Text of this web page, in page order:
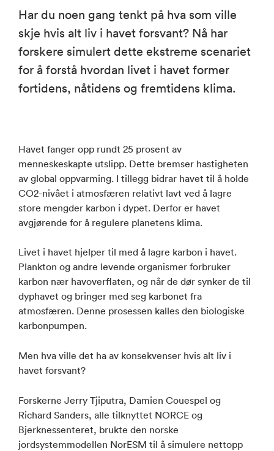
Har du noen gang tenkt på hva som ville
skje hvis alt liv i havet forsvant? Nå har
forskere simulert dette ekstreme scenariet
for å forstå hvordan livet i havet former
fortidens, nåtidens og fremtidens klima.
Havet fanger opp rundt 25 prosent av
menneskeskapte utslipp. Dette bremser hastigheten
av global oppvarming. I tillegg bidrar havet til å holde
CO2-nivået i atmosfæren relativt lavt ved å lagre
store mengder karbon i dypet. Derfor er havet
avgjørende for å regulere planetens klima.
Livet i havet hjelper til med å lagre karbon i havet.
Plankton og andre levende organismer forbruker
karbon nær havoverflaten, og når de dør synker de til
dyphavet og bringer med seg karbonet fra
atmosfæren. Denne prosessen kalles den biologiske
karbonpumpen.
Men hva ville det ha av konsekvenser hvis alt liv i
havet forsvant?
Forskerne Jerry Tjiputra, Damien Couespel og
Richard Sanders, alle tilknyttet NORCE og
Bjerknessenteret, brukte den norske
jordsystemmodellen NorESM til å simulere nettopp